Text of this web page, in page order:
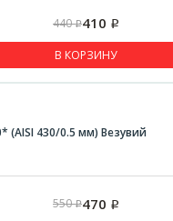
440Р410 Р
В КОРЗИНУ
(AISI 430/0.5 мм) Везувий
550Р470 Р